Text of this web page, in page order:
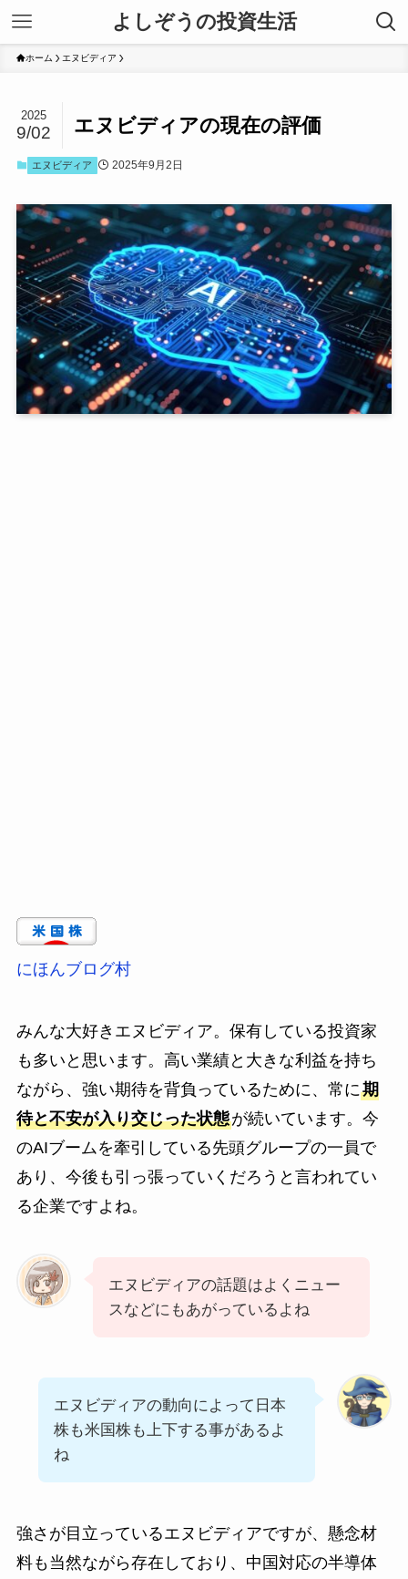
よしぞうの投資生活
ホーム エヌビディア
エヌビディアの現在の評価
2025
9/02
エヌビディア 2025年9月2日
にほんブログ村
みんな大好きエヌビディア。保有している投資家
も多いと思います。高い業績と大きな利益を持ち
ながら、強い期待を背負っているために、常に期
待と不安が入り交じった状態が続いています。今
のAIブームを牽引している先頭グループの一員で
あり、今後も引っ張っていくだろうと言われてい
る企業ですよね。
エヌビディアの話題はよくニュー
スなどにもあがっているよね
エヌビディアの動向によって日本
株も米国株も上下する事があるよ
ね
強さが目立っているエヌビディアですが、懸念材
料も当然ながら存在しており、中国対応の半導体